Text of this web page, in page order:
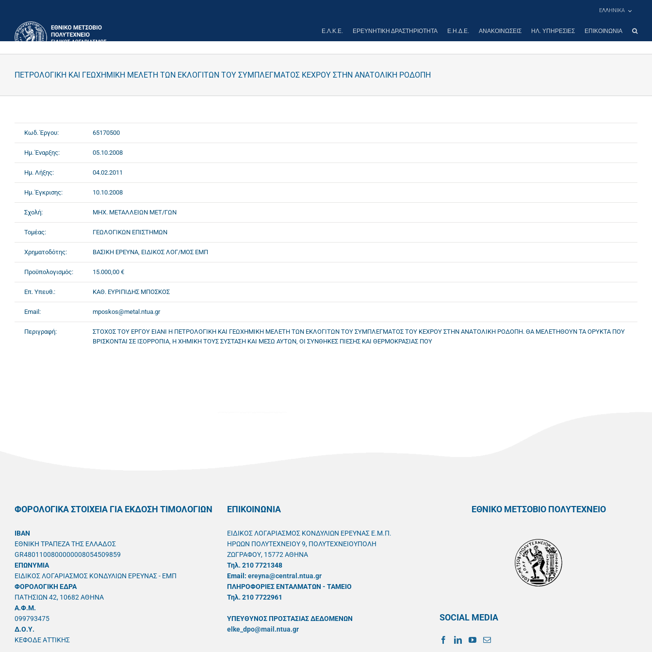
περιεχόμενο
ΕΛΛΗΝΙΚΑ
Ε.Λ.Κ.Ε. ΕΡΕΥΝΗΤΙΚΉ ΔΡΑΣΤΗΡΙΌΤΗΤΑ Ε.Η.Δ.Ε. ΑΝΑΚΟΙΝΏΣΕΙΣ ΗΛ. ΥΠΗΡΕΣΊΕΣ ΕΠΙΚΟΙΝΩΝΊΑ
ΠΕΤΡΟΛΟΓΙΚΗ ΚΑΙ ΓΕΩΧΗΜΙΚΗ ΜΕΛΕΤΗ ΤΩΝ ΕΚΛΟΓΙΤΩΝ ΤΟΥ ΣΥΜΠΛΕΓΜΑΤΟΣ ΚΕΧΡΟΥ ΣΤΗΝ ΑΝΑΤΟΛΙΚΗ ΡΟΔΟΠΗ
Κωδ. Έργου: 65170500
Ημ. Έναρξης: 05.10.2008
Ημ. Λήξης: 04.02.2011
Ημ. Έγκρισης: 10.10.2008
Σχολή: ΜΗΧ. ΜΕΤΑΛΛΕΙΩΝ ΜΕΤ/ΓΩΝ
Τομέας: ΓΕΩΛΟΓΙΚΩΝ ΕΠΙΣΤΗΜΩΝ
Χρηματοδότης: ΒΑΣΙΚΗ ΕΡΕΥΝΑ, ΕΙΔΙΚΟΣ ΛΟΓ/ΜΟΣ ΕΜΠ
Προϋπολογισμός: 15.000,00 €
Επ. Υπευθ.: ΚΑΘ. ΕΥΡΙΠΙΔΗΣ ΜΠΟΣΚΟΣ
Email: mposkos@metal.ntua.gr
Περιγραφή:
ΣΤΟΧΟΣ ΤΟΥ ΕΡΓΟΥ ΕΙΑΝΙ Η ΠΕΤΡΟΛΟΓΙΚΗ ΚΑΙ ΓΕΩΧΗΜΙΚΗ ΜΕΛΕΤΗ ΤΩΝ ΕΚΛΟΓΙΤΩΝ ΤΟΥ ΣΥΜΠΛΕΓΜΑΤΟΣ ΤΟΥ ΚΕΧΡΟΥ ΣΤΗΝ ΑΝΑΤΟΛΙΚΗ ΡΟΔΟΠΗ. ΘΑ ΜΕΛΕΤΗΘΟΥΝ ΤΑ ΟΡΥΚΤΑ ΠΟΥ
ΒΡΙΣΚΟΝΤΑΙ ΣΕ ΙΣΟΡΡΟΠΙΑ, Η ΧΗΜΙΚΗ ΤΟΥΣ ΣΥΣΤΑΣΗ ΚΑΙ ΜΕΣΩ ΑΥΤΩΝ, ΟΙ ΣΥΝΘΗΚΕΣ ΠΙΕΣΗΣ ΚΑΙ ΘΕΡΜΟΚΡΑΣΙΑΣ ΠΟΥ
ΦΟΡΟΛΟΓΙΚΑ ΣΤΟΙΧΕΙΑ ΓΙΑ ΕΚΔΟΣΗ ΤΙΜΟΛΟΓΙΩΝ
IBAN
ΕΘΝΙΚΗ ΤΡΑΠΕΖΑ ΤΗΣ ΕΛΛΑΔΟΣ
GR4801100800000008054509859
ΕΠΩΝΥΜΙΑ
ΕΙΔΙΚΟΣ ΛΟΓΑΡΙΑΣΜΟΣ ΚΟΝΔΥΛΙΩΝ ΕΡΕΥΝΑΣ - ΕΜΠ
ΦΟΡΟΛΟΓΙΚΗ ΕΔΡΑ
ΠΑΤΗΣΙΩΝ 42, 10682 ΑΘΗΝΑ
A.Φ.Μ.
099793475
Δ.Ο.Υ.
ΚΕΦΟΔΕ ΑΤΤΙΚΗΣ
ΕΠΙΚΟΙΝΩΝΙΑ
ΕΙΔΙΚΟΣ ΛΟΓΑΡΙΑΣΜΟΣ ΚΟΝΔΥΛΙΩΝ ΕΡΕΥΝΑΣ Ε.Μ.Π.
ΗΡΩΩΝ ΠΟΛΥΤΕΧΝΕΙΟΥ 9, ΠΟΛΥΤΕΧΝΕΙΟΥΠΟΛΗ
ΖΩΓΡΑΦΟΥ, 15772 ΑΘΗΝΑ
Τηλ. 210 7721348
Email: ereyna@central.ntua.gr
ΠΛΗΡΟΦΟΡΙΕΣ ΕΝΤΑΛΜΑΤΩΝ - ΤΑΜΕΙΟ
Τηλ. 210 7722961
ΥΠΕΥΘYΝΟΣ ΠΡΟΣΤΑΣΙΑΣ ΔΕΔΟΜΕΝΩΝ
elke_dpo@mail.ntua.gr
ΕΘΝΙΚΟ ΜΕΤΣΟΒΙΟ ΠΟΛΥΤΕΧΝΕΙΟ
SOCIAL MEDIA